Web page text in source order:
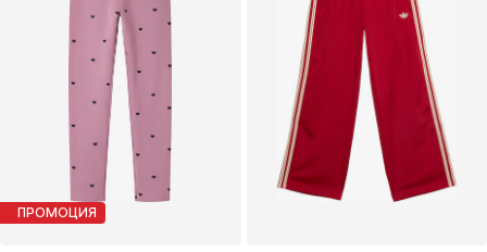
ПРОМОЦИЯ